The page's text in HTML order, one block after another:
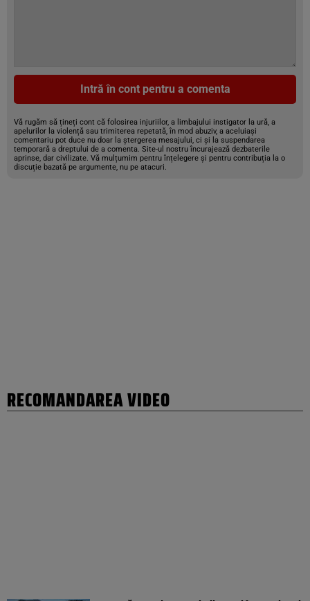
Intră în cont pentru a comenta
Vă rugăm să țineți cont că folosirea injuriilor, a limbajului instigator la ură, a
apelurilor la violență sau trimiterea repetată, în mod abuziv, a aceluiași
comentariu pot duce nu doar la ștergerea mesajului, ci și la suspendarea
temporară a dreptului de a comenta. Site-ul nostru încurajează dezbaterile
aprinse, dar civilizate. Vă mulțumim pentru înțelegere și pentru contribuția la o
discuție bazată pe argumente, nu pe atacuri.
RECOMANDAREA VIDEO